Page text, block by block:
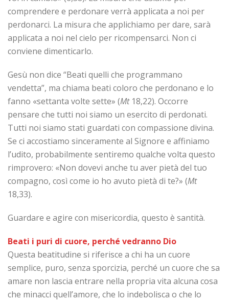
comprendere e perdonare verrà applicata a noi per
perdonarci. La misura che applichiamo per dare, sarà
applicata a noi nel cielo per ricompensarci. Non ci
conviene dimenticarlo.
Gesù non dice “Beati quelli che programmano
vendetta”, ma chiama beati coloro che perdonano e lo
fanno «settanta volte sette» (Mt18,22). Occorre
pensare che tutti noi siamo un esercito di perdonati.
Tutti noi siamo stati guardati con compassione divina.
Se ci accostiamo sinceramente al Signore e affiniamo
l’udito, probabilmente sentiremo qualche volta questo
rimprovero: «Non dovevi anche tu aver pietà del tuo
compagno, così come io ho avuto pietà di te?» (Mt
18,33).
Guardare e agire con misericordia, questo è santità.
Beati i puri di cuore, perché vedranno Dio
Questa beatitudine si riferisce a chi ha un cuore
semplice, puro, senza sporcizia, perché un cuore che sa
amare non lascia entrare nella propria vita alcuna cosa
che minacci quell’amore, che lo indebolisca o che lo